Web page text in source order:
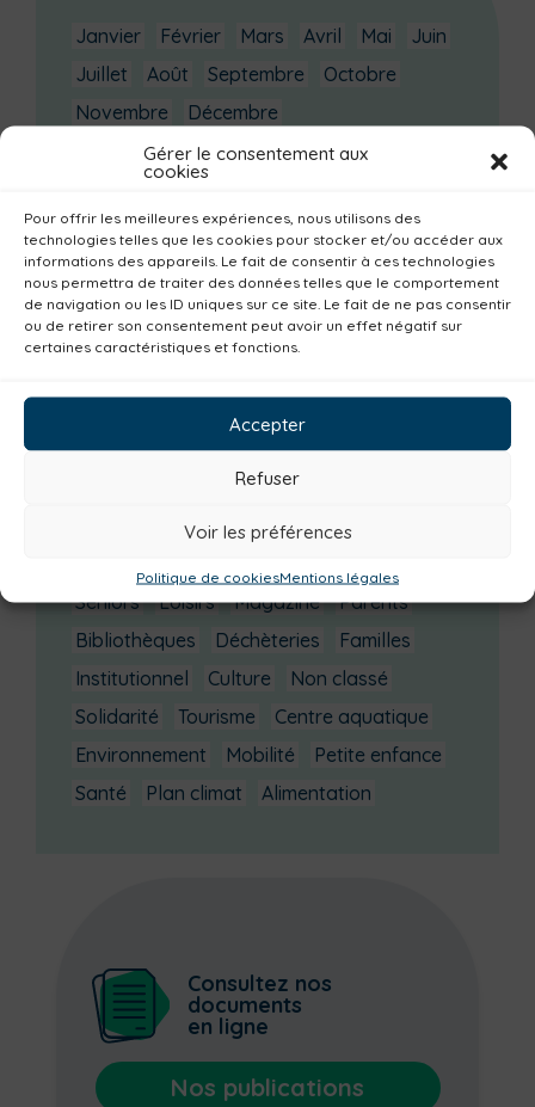
Gérer le consentement aux
cookies
Pour offrir les meilleures expériences, nous utilisons des
technologies telles que les cookies pour stocker et/ou accéder aux
informations des appareils. Le fait de consentir à ces technologies
nous permettra de traiter des données telles que le comportement
de navigation ou les ID uniques sur ce site. Le fait de ne pas consentir
ou de retirer son consentement peut avoir un effet négatif sur
certaines caractéristiques et fonctions.
Accepter
Refuser
Voir les préférences
Politique de cookiesMentions légales
Janvier Février Mars Avril Mai
Juin
Juillet
Août Septembre
Octobre
Novembre
Décembre
Dernières actualités
Groupe d’échanges entre parents : phobie
scolaire
Ateliers sur la périnatalité
La saison culturelle 2026-2027 est lancée !
Changements d’horaires activités jeunes
Catégories actualités / agenda
Economie Jeunesse
Communes
Consommer local
Seniors
Loisirs Magazine
Parents
Bibliothèques
Déchèteries
Familles
Institutionnel
Culture
Non classé
Solidarité
Tourisme
Centre aquatique
Environnement
Mobilité
Petite enfance
Santé
Plan climat Alimentation
Consultez nos
documents
en ligne
Nos publications